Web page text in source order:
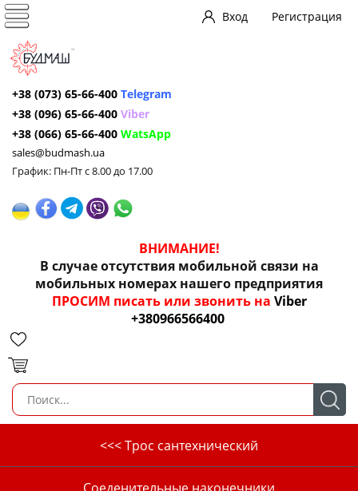
Вход Регистрация
+38 (073) 65-66-400 Telegram
+38 (096) 65-66-400 Viber
+38 (066) 65-66-400 WatsApp
sales@budmash.ua
График: Пн-Пт с 8.00 до 17.00
ВНИМАНИЕ!
В случае отсутствия мобильной связи на
мобильных номерах нашего предприятия
ПРОСИМ писать или звонить на Viber
+380966566400
<<< Трос сантехнический